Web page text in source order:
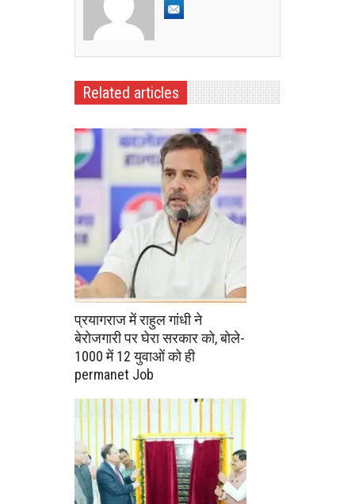
Related articles
प्रयागराज में राहुल गांधी ने
बेरोजगारी पर घेरा सरकार को, बोले-
1000 में 12 युवाओं को ही
permanet Job